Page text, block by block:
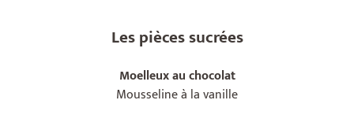
Les pièces sucrées
Moelleux au chocolat
Mousseline à la vanille